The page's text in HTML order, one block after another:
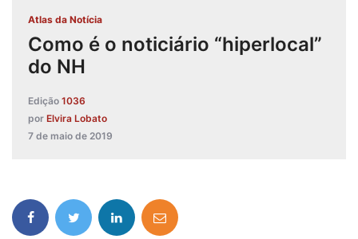
Atlas da Notícia
Como é o noticiário “hiperlocal”
do NH
Edição 1036
por Elvira Lobato
7 de maio de 2019